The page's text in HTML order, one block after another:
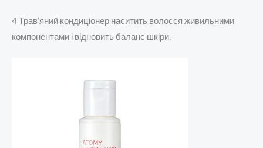
4 Трав’яний кондиціонер наситить волосся живильними
компонентами і відновить баланс шкіри.